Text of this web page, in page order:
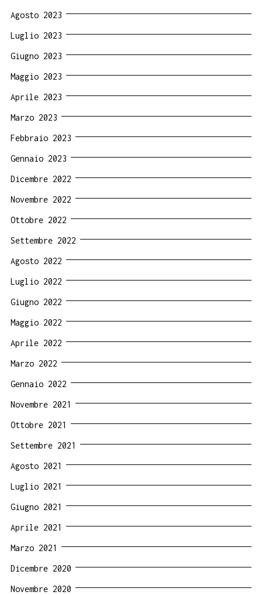
Agosto 2023
Luglio 2023
Giugno 2023
Maggio 2023
Aprile 2023
Marzo 2023
Febbraio 2023
Gennaio 2023
Dicembre 2022
Novembre 2022
Ottobre 2022
Settembre 2022
Agosto 2022
Luglio 2022
Giugno 2022
Maggio 2022
Aprile 2022
Marzo 2022
Gennaio 2022
Novembre 2021
Ottobre 2021
Settembre 2021
Agosto 2021
Luglio 2021
Giugno 2021
Aprile 2021
Marzo 2021
Dicembre 2020
Novembre 2020